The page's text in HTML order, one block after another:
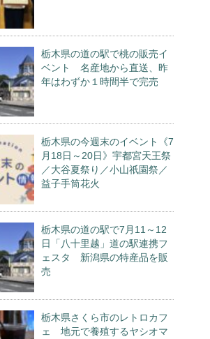
栃木県の道の駅で桃の販売イ
ベント 名産地から直送、昨
年はわずか１時間半で完売
栃木県の今週末のイベント《7
月18日～20日》宇都宮天王祭
／大谷夏祭り／小山祇園祭／
益子手筒花火
栃木県の道の駅で7月11～12
日「八十里越」道の駅連携フ
ェスタ 新潟県の特産品を販
売
栃木県さくら市のレトロカフ
ェ 地元で養殖するヤシオマ